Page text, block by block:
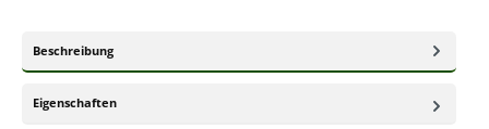
Beschreibung
Eigenschaften